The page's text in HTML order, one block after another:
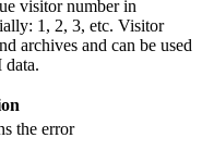
visitor number in
1, 2, 3, etc. Visitor
archives and can be used
data.
the error